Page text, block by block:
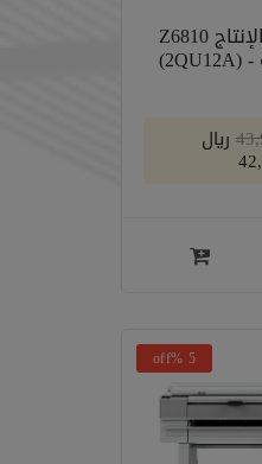
اتش بي طابعة الإنتاج Z6810
﷼
5 %off